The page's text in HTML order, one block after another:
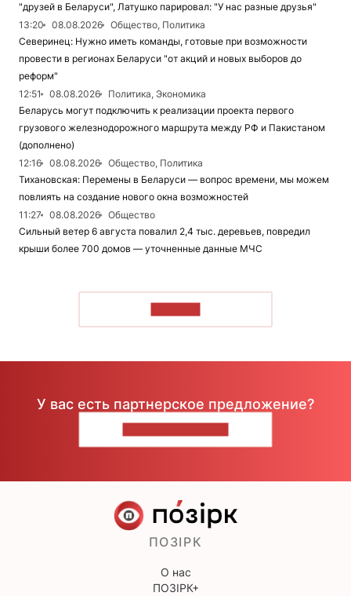
"друзей в Беларуси", Латушко парировал: "У нас разные друзья"
13:20
08.08.2026
Общество, Политика
Северинец: Нужно иметь команды, готовые при возможности
провести в регионах Беларуси "от акций и новых выборов до
реформ"
12:51
08.08.2026
Политика, Экономика
Беларусь могут подключить к реализации проекта первого
грузового железнодорожного маршрута между РФ и Пакистаном
(дополнено)
12:16
08.08.2026
Общество, Политика
Тихановская: Перемены в Беларуси — вопрос времени, мы можем
повлиять на создание нового окна возможностей
11:27
08.08.2026
Общество
Сильный ветер 6 августа повалил 2,4 тыс. деревьев, повредил
крыши более 700 домов — уточненные данные МЧС
У вас есть партнерское предложение?
ПОЗІРК
О нас
ПОЗІРК+